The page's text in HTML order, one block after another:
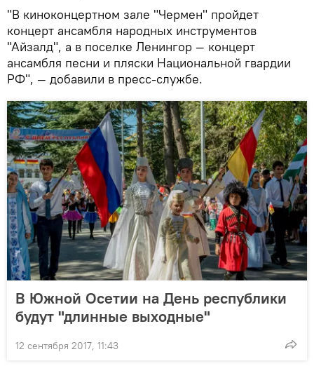
"В киноконцертном зале "Чермен" пройдет
концерт ансамбля народных инструментов
"Айзалд", а в поселке Ленингор — концерт
ансамбля песни и пляски Национальной гвардии
РФ", — добавили в пресс-службе.
В Южной Осетии на День республики
будут "длинные выходные"
12 сентября 2017, 11:43